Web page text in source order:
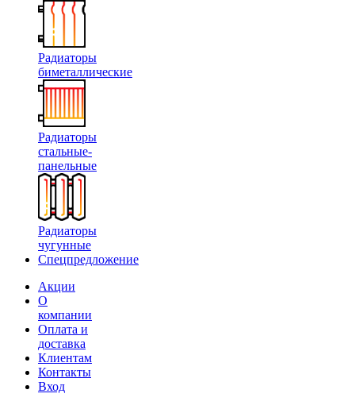
Радиаторы
биметаллические
Радиаторы
стальные-
панельные
Радиаторы
чугунные
Спецпредложение
Акции
О
компании
Оплата и
доставка
Клиентам
Контакты
Вход